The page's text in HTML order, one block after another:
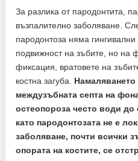
За разлика от пародонтита,
възпалително заболяване.
пародонтоза няма
подвижност на зъбите, но на
фиксация, вратовете на
костна загуба. Намаляването
междузъбната септа на
остеопороза често води до
като пародонтозата не е
заболяване, почти всички
опората на костите, се